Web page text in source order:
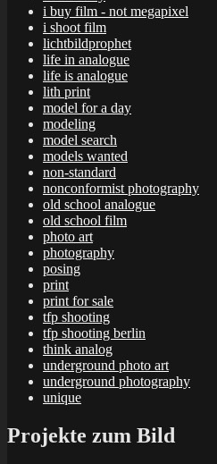
i buy film - not megapixel
i shoot film
lichtbildprophet
life in analogue
life is analogue
lith print
model for a day
modeling
model search
models wanted
non-standard
nonconformist photography
old school analogue
old school film
photo art
photography
posing
print
print for sale
tfp shooting
tfp shooting berlin
think analog
underground photo art
underground photography
unique
Projekte zum Bild